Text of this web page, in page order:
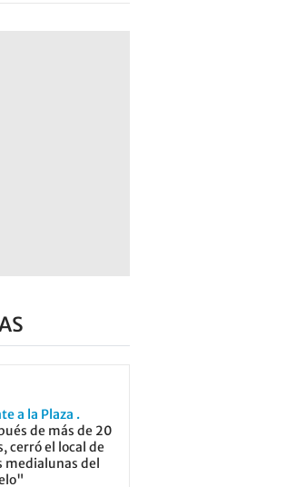
a la Plaza
de más de 20
cerró el local de
medialunas del